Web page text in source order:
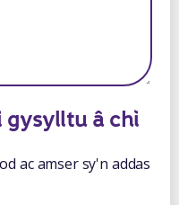
gysylltu â chi
ac amser sy'n addas